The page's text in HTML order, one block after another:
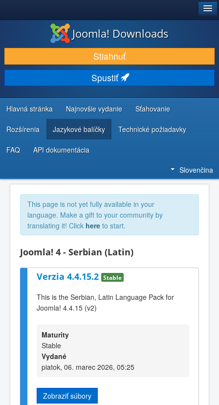
STIAHNUŤ & ROZŠÍRIŤ
OBJAVUJTE & UČTE SA
KOMUNITA & PODPORA
ZDROJE INFORMÁCIÍ PRE VÝVOJÁROV
Joomla! Downloads
Stiahnuť
Spustiť
Hlavná stránka Najnovšie vydanie Sťahovanie
Rozšírenia Jazykové balíčky Technické požiadavky
FAQ API dokumentácia
Slovenčina
This page is not yet fully available in your
language. Make a gift to your community by
translating it! Click here to start.
Joomla! 4 - Serbian (Latin)
Verzia 4.4.15.2 Stable
This is the Serbian, Latin Language Pack for
Joomla! 4.4.15 (v2)
Maturity
Stable
Vydané
piatok, 06. marec 2026, 05:25
Zobraziť súbory